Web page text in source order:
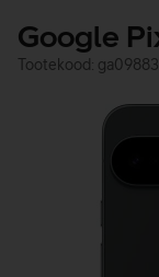
Google
Tootekood: